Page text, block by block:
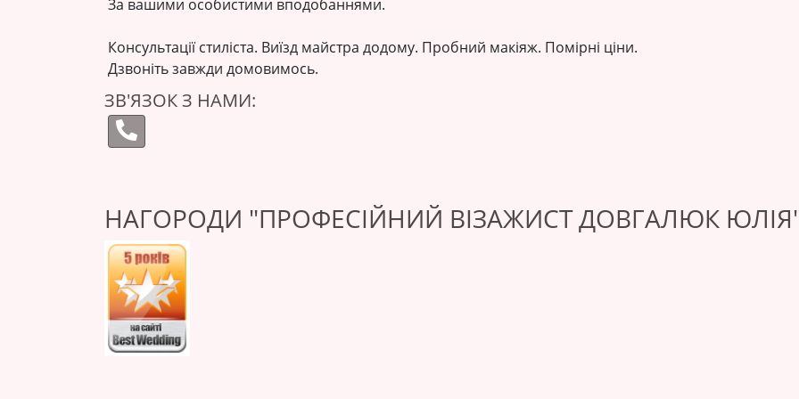
За вашими особистими вподобаннями.
Консультації стиліста. Виїзд майстра додому. Пробний макіяж. Помірні ціни.
Дзвоніть завжди домовимось.
ЗВ'ЯЗОК З НАМИ:
НАГОРОДИ "ПРОФЕСІЙНИЙ ВІЗАЖИСТ ДОВГАЛЮК